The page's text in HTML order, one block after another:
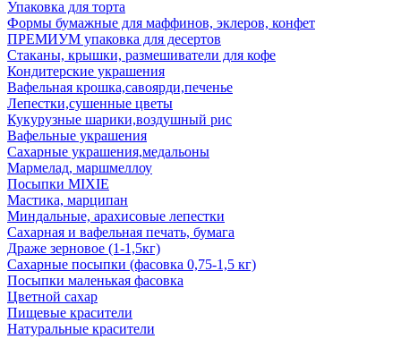
Упаковка для торта
Формы бумажные для маффинов, эклеров, конфет
ПРЕМИУМ упаковка для десертов
Стаканы, крышки, размешиватели для кофе
Кондитерские украшения
Вафельная крошка,савоярди,печенье
Лепестки,сушенные цветы
Кукурузные шарики,воздушный рис
Вафельные украшения
Сахарные украшения,медальоны
Мармелад, маршмеллоу
Посыпки MIXIE
Мастика, марципан
Миндальные, арахисовые лепестки
Сахарная и вафельная печать, бумага
Драже зерновое (1-1,5кг)
Сахарные посыпки (фасовка 0,75-1,5 кг)
Посыпки маленькая фасовка
Цветной сахар
Пищевые красители
Натуральные красители